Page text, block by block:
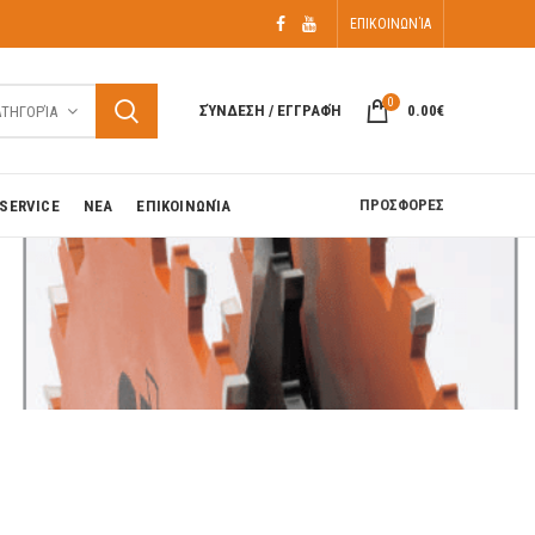
ΕΠΙΚΟΙΝΩΝΊΑ
ΣΎΝΔΕΣΗ / ΕΓΓΡΑΦΉ 0 0.00€
SERVICE ΝΕΑ ΕΠΙΚΟΙΝΩΝΊΑ ΠΡΟΣΦΟΡΕΣ